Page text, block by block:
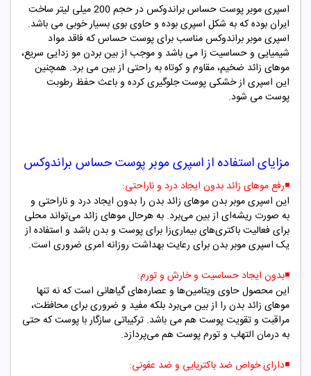
اسپری موبر پوست حساس براندوکس در حجم 200 میلی لیتر ساخت
ایران بوده که به شکل اسپری بوده و حاوی بوی بسیار خوبی می باشد.
اسپری موبر براندوکس مناسب برای پوست حساس که فاقد مواد
شیمیایی و حساسیت زا می باشد و موجب از بین بردن مو زدایی سریع،
موهای زائد ضخیم، مقاوم و کوتاه به راحتی از بین می برد. همچنین
این اسپری از خشکی پوست جلوگیری کرده و باعث حفظ رطوبت
پوست می شود.
مزایای استفاده ازاسپری موبر پوستحساس براندوکس
◾️رفع موهای زائد بدون ایجاد درد و ناراحتی:
این اسپری موبر بدن موهای زائد بدن را بدون ایجاد درد و ناراحتی و
به صورت ریشه‌ای از بین می‌برد. به هرحال موهای زائد می‌تواند محلی
برای فعالیت باکتری‌های بیماری‌زا برای پوست و بدن باشد و استفاده از
یک اسپری موبر بدن برای رعایت بهداشت روزانه امری ضروری است.
◾️بدون ایجاد حساسیت و خارش و تورم:
این محصول حاوی ویتامین‌ها و عصاره‌های گیاهانی است که نه تنها
موهای زائد بدن را از بین می‌برد بلکه مفید و ضروری برای محافظت،
مراقبت و تقویت پوست‌ هم می باشد. ترکیباتی سازگار با پوست که حتی
به درمان التهاب و تورم پوست هم می‌پردازد.
◾️دارای خواص ضد باکتریایی و ضد عفونی: